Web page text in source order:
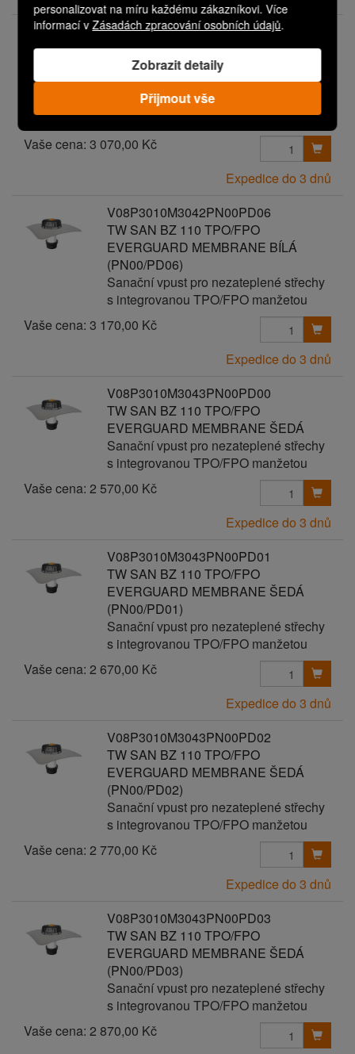
personalizovat na míru každému zákazníkovi. Více
informací vZásadách zpracování osobních údajů.
Zobrazit detaily
Přijmout vše
V08P3010M3042PN00PD05
TW SAN BZ 110 TPO/FPO
EVERGUARD MEMBRANE BÍLÁ
(PN00/PD05)
Sanační vpust pro nezateplené střechy
s integrovanou TPO/FPO manžetou
Vaše cena: 3 070,00 Kč
Expedice do 3 dnů
V08P3010M3042PN00PD06
TW SAN BZ 110 TPO/FPO
EVERGUARD MEMBRANE BÍLÁ
(PN00/PD06)
Sanační vpust pro nezateplené střechy
s integrovanou TPO/FPO manžetou
Vaše cena: 3 170,00 Kč
Expedice do 3 dnů
V08P3010M3043PN00PD00
TW SAN BZ 110 TPO/FPO
EVERGUARD MEMBRANE ŠEDÁ
Sanační vpust pro nezateplené střechy
s integrovanou TPO/FPO manžetou
Vaše cena: 2 570,00 Kč
Expedice do 3 dnů
V08P3010M3043PN00PD01
TW SAN BZ 110 TPO/FPO
EVERGUARD MEMBRANE ŠEDÁ
(PN00/PD01)
Sanační vpust pro nezateplené střechy
s integrovanou TPO/FPO manžetou
Vaše cena: 2 670,00 Kč
Expedice do 3 dnů
V08P3010M3043PN00PD02
TW SAN BZ 110 TPO/FPO
EVERGUARD MEMBRANE ŠEDÁ
(PN00/PD02)
Sanační vpust pro nezateplené střechy
s integrovanou TPO/FPO manžetou
Vaše cena: 2 770,00 Kč
Expedice do 3 dnů
V08P3010M3043PN00PD03
TW SAN BZ 110 TPO/FPO
EVERGUARD MEMBRANE ŠEDÁ
(PN00/PD03)
Sanační vpust pro nezateplené střechy
s integrovanou TPO/FPO manžetou
Vaše cena: 2 870,00 Kč